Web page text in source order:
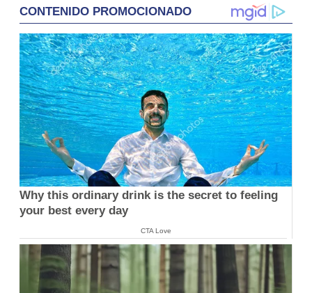
CONTENIDO PROMOCIONADO
Why this ordinary drink is the secret to feeling
your best every day
CTA Love